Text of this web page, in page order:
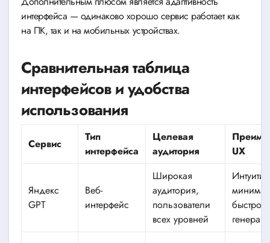
интерфейса — одинаково хорошо сервис работает как
на ПК, так и на мобильных устройствах.
Сравнительная таблица
интерфейсов и удобства
использования
Сервис
Тип
интерфейса
Целевая
аудитория
UX
Яндекс
GPT
Веб-
интерфейс
Широкая
аудитория,
пользователи
всех уровней
быстрота